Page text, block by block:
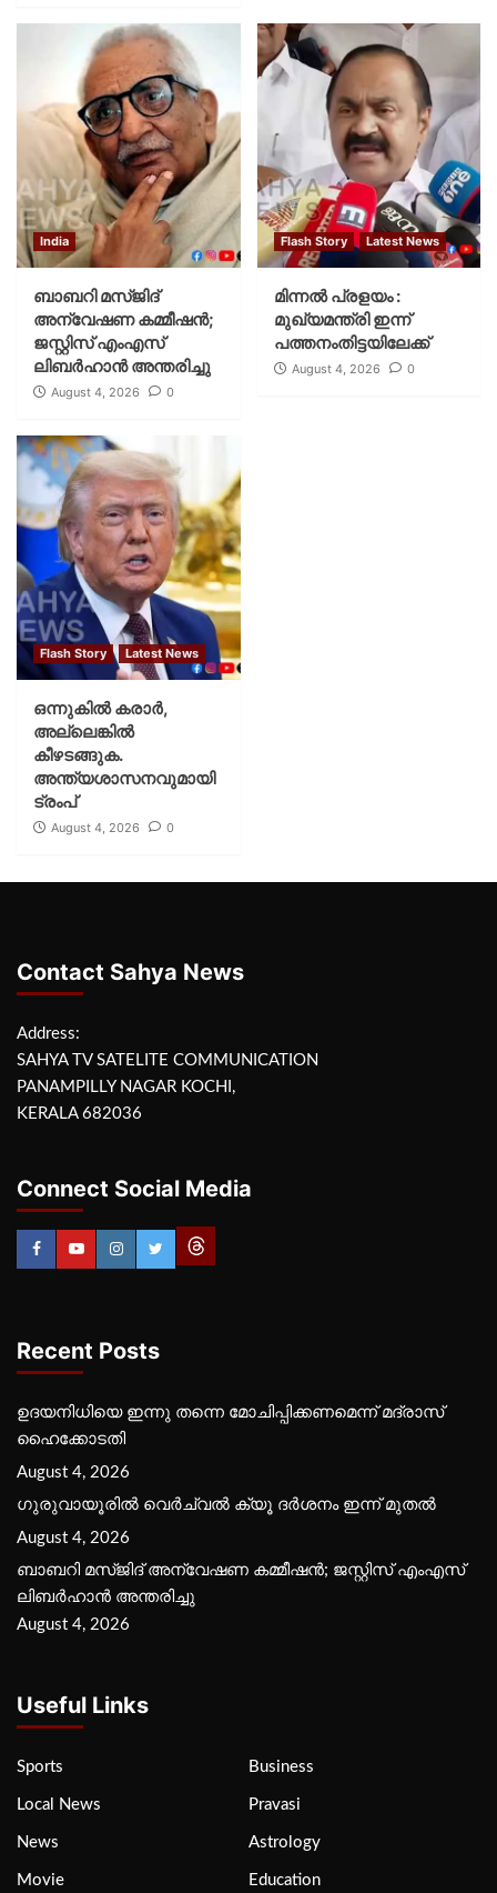
India
ബാബറി മസ്ജിദ്
അന്വേഷണ കമ്മീഷന്‍;
ജസ്റ്റിസ് എംഎസ്
ലിബര്‍ഹാന്‍ അന്തരിച്ചു
August 4, 2026 0
Flash Story Latest News
മിന്നല്‍ പ്രളയം :
മുഖ്യമന്ത്രി ഇന്ന്
പത്തനംതിട്ടയിലേക്ക്
August 4, 2026 0
Flash Story Latest News
ഒന്നുകില്‍ കരാര്‍,
അല്ലെങ്കില്‍
കീഴടങ്ങുക.
അന്ത്യശാസനവുമായി
ട്രംപ്
August 4, 2026 0
Contact Sahya News
Address:
SAHYA TV SATELITE COMMUNICATION
PANAMPILLY NAGAR KOCHI,
KERALA 682036
Connect Social Media
Recent Posts
ഉദയനിധിയെ ഇന്നു തന്നെ മോചിപ്പിക്കണമെന്ന് മദ്രാസ്
ഹൈക്കോടതി
August 4, 2026
ഗുരുവായൂരില്‍ വെര്‍ച്വല്‍ ക്യൂ ദര്‍ശനം ഇന്ന് മുതല്‍
August 4, 2026
ബാബറി മസ്ജിദ് അന്വേഷണ കമ്മീഷന്‍; ജസ്റ്റിസ് എംഎസ്
ലിബര്‍ഹാന്‍ അന്തരിച്ചു
August 4, 2026
Useful Links
Sports Business
Local News Pravasi
News Astrology
Movie Education